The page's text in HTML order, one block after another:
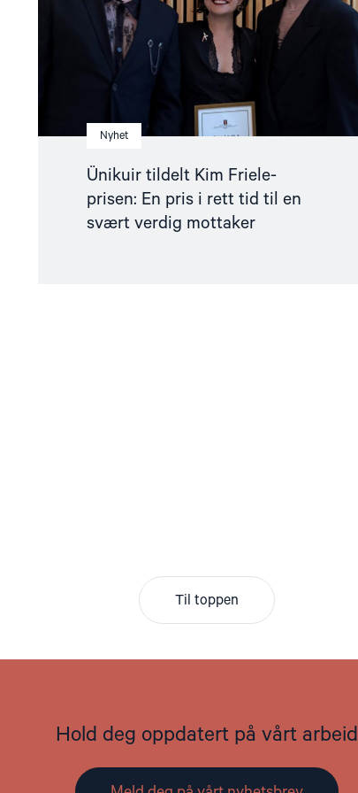
Nyhet
Ünikuir tildelt Kim Friele-
prisen: En pris i rett tid til en
svært verdig mottaker
pris
i
rett
tid
til
svært
verdig
mottaker"
Til toppen
Hold deg oppdatert på vårt arbeid